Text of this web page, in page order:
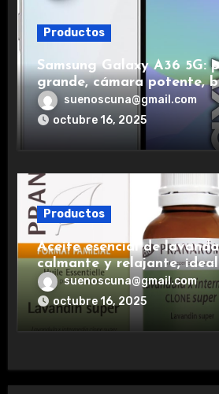
Productos
Samsung Galaxy A36 5G:
grande, cámara potente,
duradera y carga rápida
experiencia premium.
suenoscuna@gmail.com
octubre 16, 2025
Productos
Aceite esencial de
calmante y relajante,
aromaterapia.
suenoscuna@gmail.com
octubre 16, 2025